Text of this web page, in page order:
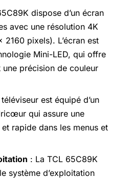
dispose d’un écran
avec une résolution 4K
pixels). L’écran est
Mini-LED, qui offre
une précision de couleur
est équipé d’un
qui assure une
rapide dans les menus et
: La TCL 65C89K
système d’exploitation